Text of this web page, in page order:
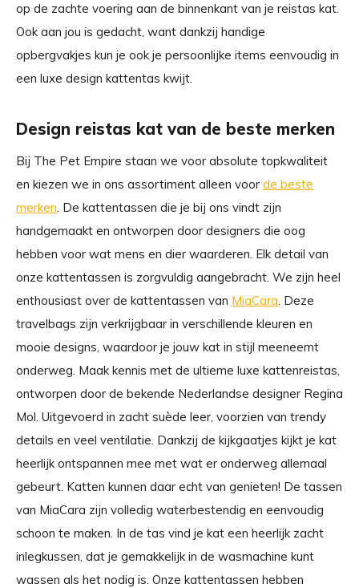
op de zachte voering aan de binnenkant van je reistas kat.
Ook aan jou is gedacht, want dankzij handige
opbergvakjes kun je ook je persoonlijke items eenvoudig in
een luxe design kattentas kwijt.
Design reistas kat van de beste merken
Bij The Pet Empire staan we voor absolute topkwaliteit
en kiezen we in ons assortiment alleen voor de beste
merken. De kattentassen die je bij ons vindt zijn
handgemaakt en ontworpen door designers die oog
hebben voor wat mens en dier waarderen. Elk detail van
onze kattentassen is zorgvuldig aangebracht. We zijn heel
enthousiast over de kattentassen van MiaCara. Deze
travelbags zijn verkrijgbaar in verschillende kleuren en
mooie designs, waardoor je jouw kat in stijl meeneemt
onderweg. Maak kennis met de ultieme luxe kattenreistas,
ontworpen door de bekende Nederlandse designer Regina
Mol. Uitgevoerd in zacht suède leer, voorzien van trendy
details en veel ventilatie. Dankzij de kijkgaatjes kijkt je kat
heerlijk ontspannen mee met wat er onderweg allemaal
gebeurt. Katten kunnen daar echt van genieten! De tassen
van MiaCara zijn volledig waterbestendig en eenvoudig
schoon te maken. In de tas vind je kat een heerlijk zacht
inlegkussen, dat je gemakkelijk in de wasmachine kunt
wassen als het nodig is. Onze kattentassen hebben